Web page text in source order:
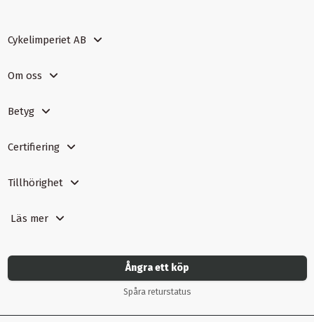
Cykelimperiet AB
Om oss
Betyg
Certifiering
Tillhörighet
Läs mer
Ångra ett köp
Spåra returstatus